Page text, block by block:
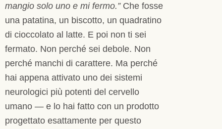
mangio solo uno e mi fermo.”Che fosse
una patatina, un biscotto, un quadratino
di cioccolato al latte. E poi non ti sei
fermato. Non perché sei debole. Non
perché manchi di carattere. Ma perché
hai appena attivato uno dei sistemi
neurologici più potenti del cervello
umano — e lo hai fatto con un prodotto
progettato esattamente per questo